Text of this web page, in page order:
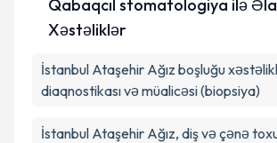
Qabaqcıl stomatologiya ilə
Xəstəliklər
İstanbul Ataşehir Ağız boşluğu
diaqnostikası və müalicəsi (biopsiya)
İstanbul Ataşehir Ağız, diş və çənə